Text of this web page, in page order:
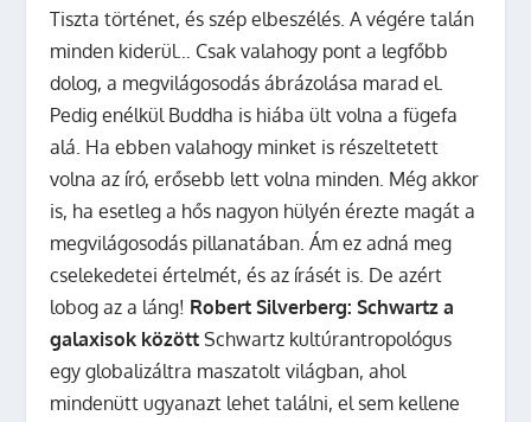
Tiszta történet, és szép elbeszélés. A végére talán
minden kiderül… Csak valahogy pont a legfőbb
dolog, a megvilágosodás ábrázolása marad el.
Pedig enélkül Buddha is hiába ült volna a fügefa
alá. Ha ebben valahogy minket is részeltetett
volna az író, erősebb lett volna minden. Még akkor
is, ha esetleg a hős nagyon hülyén érezte magát a
megvilágosodás pillanatában. Ám ez adná meg
cselekedetei értelmét, és az írásét is. De azért
lobog az a láng! Robert Silverberg: Schwartz a
galaxisok között Schwartz kultúrantropológus
egy globalizáltra maszatolt világban, ahol
mindenütt ugyanazt lehet találni, el sem kellene